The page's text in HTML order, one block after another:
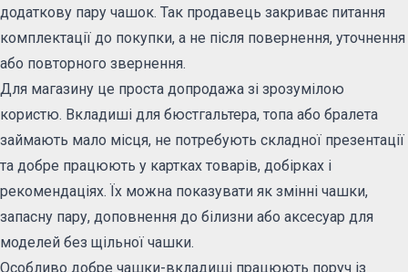
додаткову пару чашок. Так продавець закриває питання
комплектації до покупки, а не після повернення, уточнення
або повторного звернення.
Для магазину це проста допродажа зі зрозумілою
користю. Вкладиші для бюстгальтера, топа або бралета
займають мало місця, не потребують складної презентації
та добре працюють у картках товарів, добірках і
рекомендаціях. Їх можна показувати як змінні чашки,
запасну пару, доповнення до білизни або аксесуар для
моделей без щільної чашки.
Особливо добре чашки-вкладиші працюють поруч із